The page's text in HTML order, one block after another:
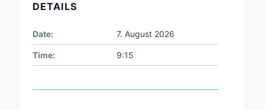
DETAILS
Date: 7. August 2026
Time: 9:15